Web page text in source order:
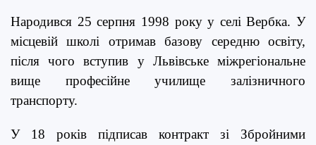
Народився 25 серпня 1998 року у селі Вербка. У
місцевій школі отримав базову середню освіту,
після чого вступив у Львівське міжрегіональне
вище професійне училище залізничного
транспорту.
У 18 років підписав контракт зі Збройними